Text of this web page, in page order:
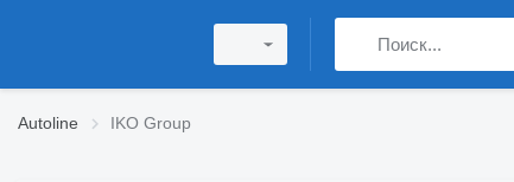
Autoline IKO Group